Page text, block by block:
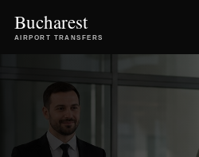
Bucharest
AIRPORT TRANSFERS